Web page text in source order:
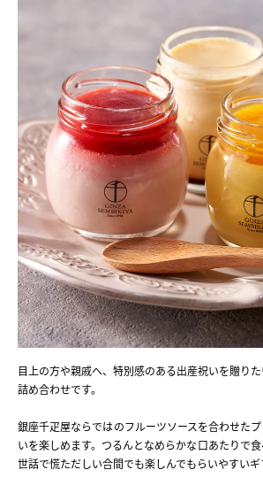
目上の方や親戚へ、特別感のある出産祝いを贈り
詰め合わせです。
銀座千疋屋ならではのフルーツソースを合わせた
いを楽しめます。つるんとなめらかな口あたりで
世話で慌ただしい合間でも楽しんでもらいやすいギ